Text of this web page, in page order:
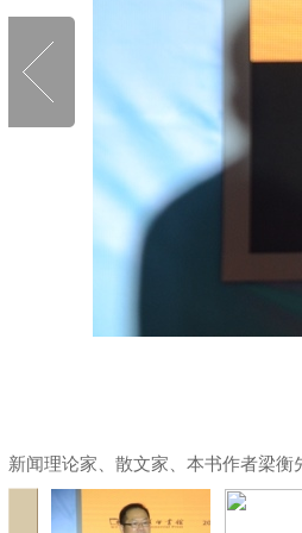
新闻理论家、散文家、本书作者梁衡